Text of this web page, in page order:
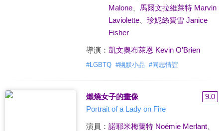
Malone、 馬爾文拉維萊特 Marvin
Laviolette、 珍妮絲費雪 Janice
Fisher
導演： 凱文奧布萊恩 Kevin O'Brien
#LGBTQ #幽默小品 #同志情誼
燃燒女子的畫像
9.0
Portrait of a Lady on Fire
演員： 諾耶米梅蘭特 Noémie Merlant、